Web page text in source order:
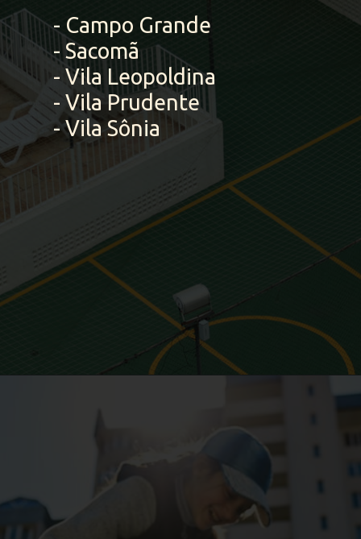
- Campo Grande
- Sacomã
- Vila Leopoldina
- Vila Prudente
- Vila Sônia